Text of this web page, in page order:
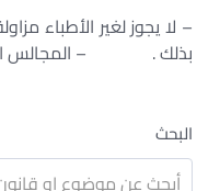
– لا يجوز لغير الأطباء
بذلك . – المجالس
البحث